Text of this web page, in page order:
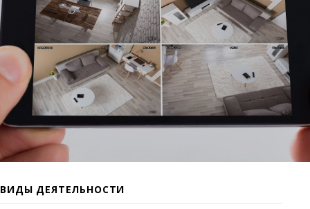
ВИДЫ ДЕЯТЕЛЬНОСТИ